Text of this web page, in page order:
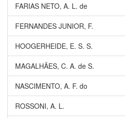
FARIAS NETO, A. L. de
FERNANDES JUNIOR, F.
HOOGERHEIDE, E. S. S.
MAGALHÃES, C. A. de S.
NASCIMENTO, A. F. do
ROSSONI, A. L.